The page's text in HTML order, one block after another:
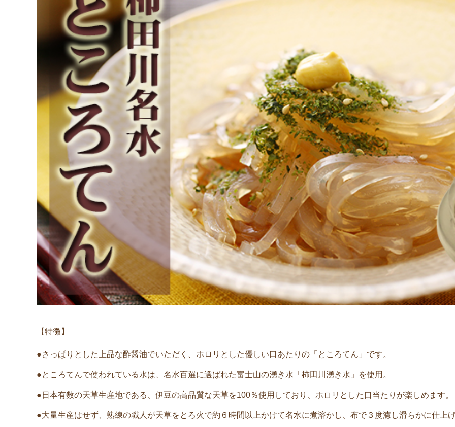
【特徴】
●さっぱりとした上品な酢醤油でいただく、ホロリとした優しい口あたりの「ところてん」です。
●ところてんで使われている水は、名水百選に選ばれた富士山の湧き水「柿田川湧き水」を使用。
●日本有数の天草生産地である、伊豆の高品質な天草を100％使用しており、ホロリとした口当たりが楽しめます。
●大量生産はせず、熟練の職人が天草をとろ火で約６時間以上かけて名水に煮溶かし、布で３度濾し滑らかに仕上げ